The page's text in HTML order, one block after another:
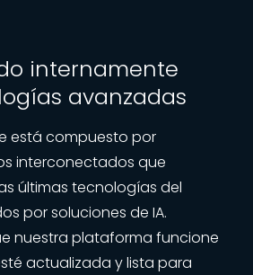
internamente
avanzadas
está compuesto por
interconectados que
últimas tecnologías del
por soluciones de IA.
nuestra plataforma funcione
actualizada y lista para